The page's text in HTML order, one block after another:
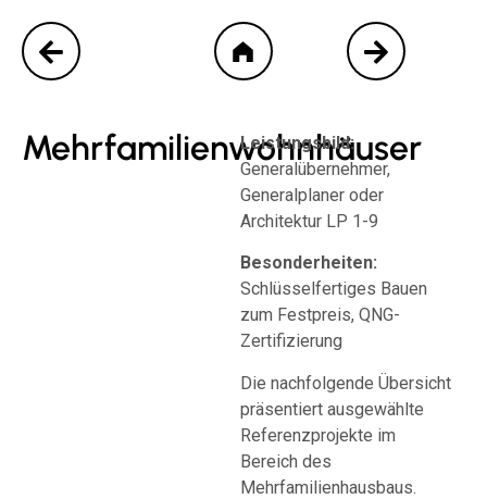
Mehrfamilienwohnhäuser
Leistungsbild:
Generalübernehmer,
Generalplaner oder
Architektur LP 1-9
Besonderheiten:
Schlüsselfertiges Bauen
zum Festpreis, QNG-
Zertifizierung
Die nachfolgende Übersicht
präsentiert ausgewählte
Referenzprojekte im
Bereich des
Mehrfamilienhausbaus.